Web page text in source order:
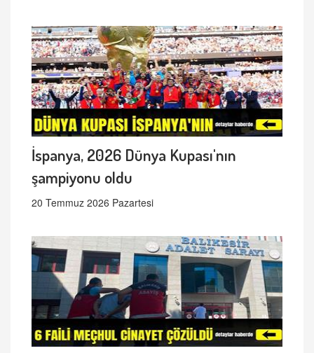
İspanya, 2026 Dünya Kupası'nın
şampiyonu oldu
20 Temmuz 2026 Pazartesi